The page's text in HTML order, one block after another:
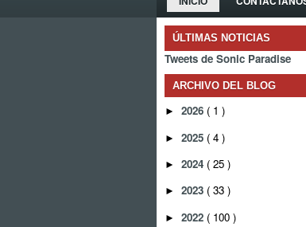
ÚLTIMAS NOTICIAS
Tweets de Sonic Paradise
ARCHIVO DEL BLOG
► 2026 ( 1 )
► 2025 ( 4 )
► 2024 ( 25 )
► 2023 ( 33 )
► 2022 ( 100 )